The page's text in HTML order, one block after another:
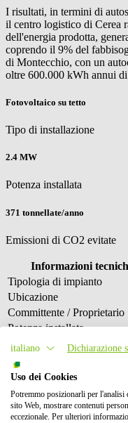
I risultati, in termini di
il centro logistico di Cerea
dell'energia prodotta,
coprendo il 9% del
di Montecchio, con un
oltre 600.000 kWh annui di
Fotovoltaico su tetto
Tipo di installazione
2.4 MW
Potenza installata
371 tonnellate/anno
Emissioni di CO2 evitate
Informazioni
Tipologia di impianto
Ubicazione
Committente / Proprietario
Potenza installata
Riduzione delle emissioni
Ubicazione del
Per visualizzare questa
impostazioni dei cookie.
italiano Dichiarazione
Uso dei Cookies
Potremmo posizionarli per
sito Web, mostrare contenuti
eccezionale. Per ulteriori